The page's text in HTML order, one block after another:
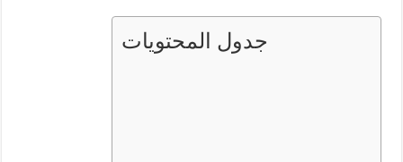
جدول المحتويات